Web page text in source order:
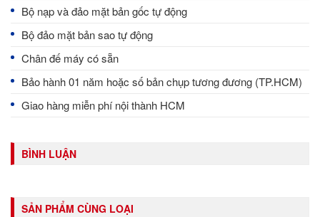
Bộ nạp và đảo mặt bản gốc tự động
Bộ đảo mặt bản sao tự động
Chân đế máy có sẵn
Bảo hành 01 năm hoặc số bản chụp tương đương (TP.HCM)
Giao hàng miễn phí nội thành HCM
BÌNH LUẬN
SẢN PHẨM CÙNG LOẠI